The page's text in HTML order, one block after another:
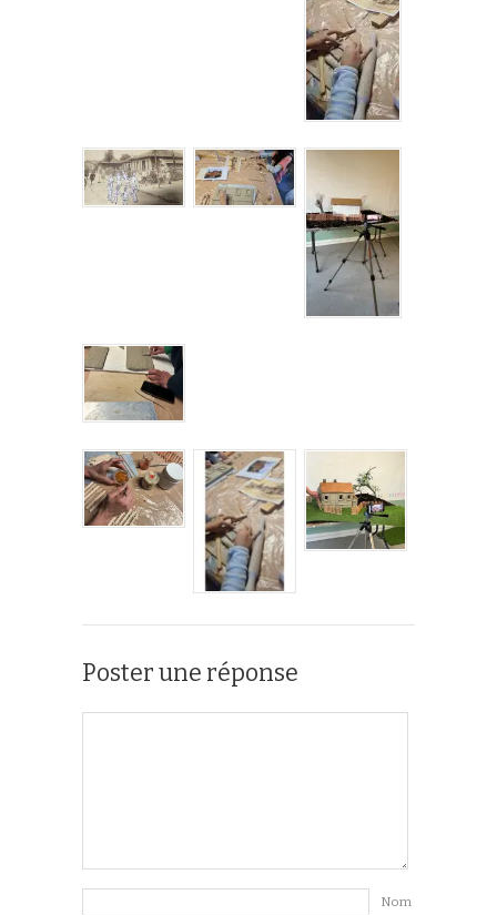
Poster une réponse
Nom